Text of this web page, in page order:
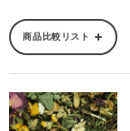
商品比較リスト